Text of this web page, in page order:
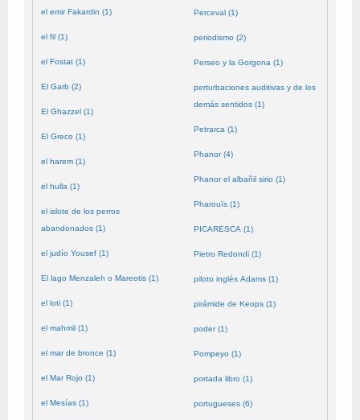
el emir Fakardin (1)
el fil (1)
el Fostat (1)
El Garb (2)
El Ghazzel (1)
El Greco (1)
el harem (1)
el hulla (1)
el islote de los perros
abandonados (1)
el judío Yousef (1)
El lago Menzaleh o Mareotis (1)
el loti (1)
el mahmil (1)
el mar de bronce (1)
el Mar Rojo (1)
el Mesías (1)
Perceval (1)
periodismo (2)
Perseo y la Gorgona (1)
perturbaciones auditivas y de los
demás sentidos (1)
Petrarca (1)
Phanor (4)
Phanor el albañil sirio (1)
Pharouïs (1)
PICARESCA (1)
Pietro Redondi (1)
piloto inglés Adams (1)
pirámide de Keops (1)
poder (1)
Pompeyo (1)
portada libro (1)
portugueses (6)